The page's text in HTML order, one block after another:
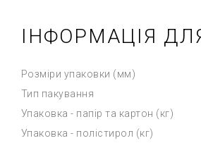
ІНФОРМАЦІЯ
Розміри упаковки (мм)
Тип пакування
Упаковка - папір та картон (кг)
Упаковка - полістирол (кг)